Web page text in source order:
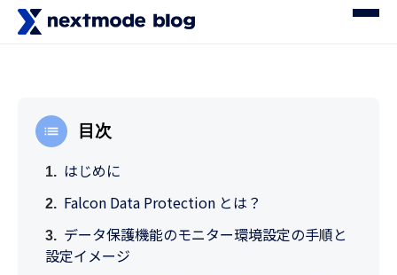
目次
はじめに
Falcon Data Protection とは？
データ保護機能のモニター環境設定の手順と
設定イメージ